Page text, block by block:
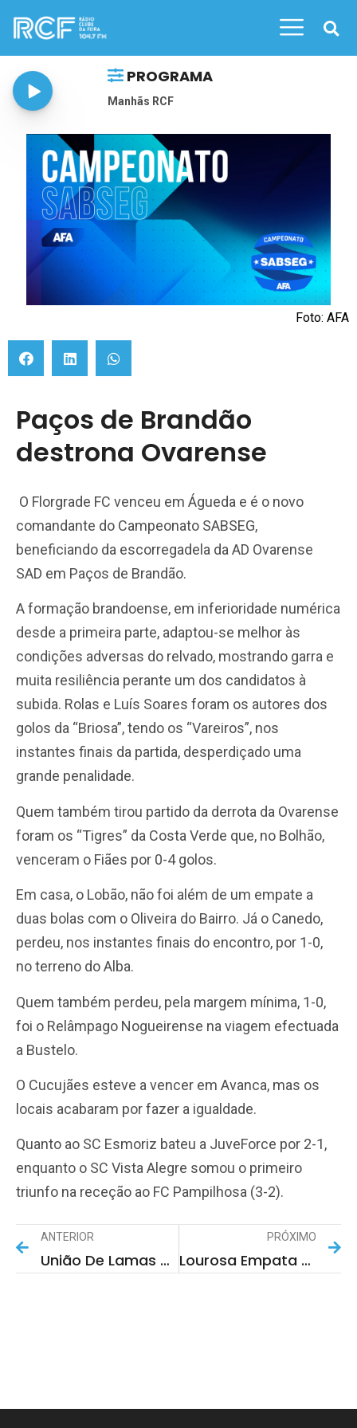
PROGRAMA
Manhãs RCF
Foto: AFA
Paços de Brandão
destrona Ovarense
O Florgrade FC venceu em Águeda e é o novo
comandante do Campeonato SABSEG,
beneficiando da escorregadela da AD Ovarense
SAD em Paços de Brandão.
A formação brandoense, em inferioridade numérica
desde a primeira parte, adaptou-se melhor às
condições adversas do relvado, mostrando garra e
muita resiliência perante um dos candidatos à
subida. Rolas e Luís Soares foram os autores dos
golos da “Briosa”, tendo os “Vareiros”, nos
instantes finais da partida, desperdiçado uma
grande penalidade.
Quem também tirou partido da derrota da Ovarense
foram os “Tigres” da Costa Verde que, no Bolhão,
venceram o Fiães por 0-4 golos.
Em casa, o Lobão, não foi além de um empate a
duas bolas com o Oliveira do Bairro. Já o Canedo,
perdeu, nos instantes finais do encontro, por 1-0,
no terreno do Alba.
Quem também perdeu, pela margem mínima, 1-0,
foi o Relâmpago Nogueirense na viagem efectuada
a Bustelo.
O Cucujães esteve a vencer em Avanca, mas os
locais acabaram por fazer a igualdade.
Quanto ao SC Esmoriz bateu a JuveForce por 2-1,
enquanto o SC Vista Alegre somou o primeiro
triunfo na receção ao FC Pampilhosa (3-2).
ANTERIOR
União De Lamas Derrota O Líder Salgueiros
PRÓXIMO
Lourosa Empata Na Sanjoanense